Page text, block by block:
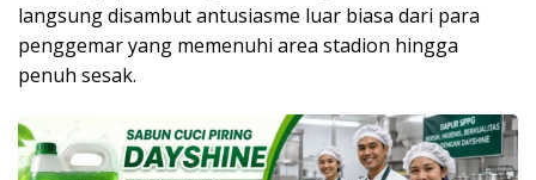
langsung disambut antusiasme luar biasa dari para
penggemar yang memenuhi area stadion hingga
penuh sesak.